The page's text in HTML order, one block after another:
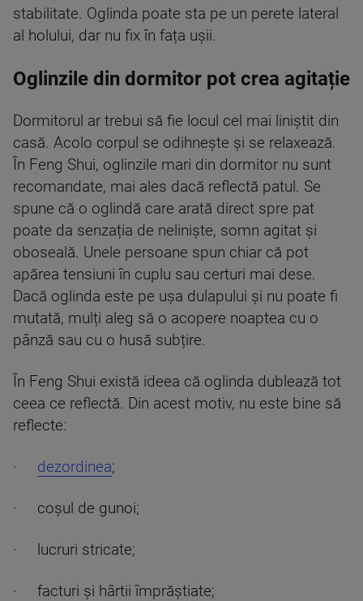
stabilitate. Oglinda poate sta pe un perete lateral
al holului, dar nu fix în fața ușii.
Oglinzile din dormitor pot crea agitație
Dormitorul ar trebui să fie locul cel mai liniștit din
casă. Acolo corpul se odihnește și se relaxează.
În Feng Shui, oglinzile mari din dormitor nu sunt
recomandate, mai ales dacă reflectă patul. Se
spune că o oglindă care arată direct spre pat
poate da senzația de neliniște, somn agitat și
oboseală. Unele persoane spun chiar că pot
apărea tensiuni în cuplu sau certuri mai dese.
Dacă oglinda este pe ușa dulapului și nu poate fi
mutată, mulți aleg să o acopere noaptea cu o
pânză sau cu o husă subțire.
În Feng Shui există ideea că oglinda dublează tot
ceea ce reflectă. Din acest motiv, nu este bine să
reflecte:
· dezordinea;
· coșul de gunoi;
· lucruri stricate;
· facturi și hârtii împrăștiate;